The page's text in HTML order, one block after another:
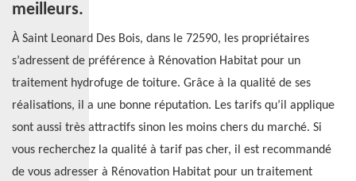
meilleurs.
À Saint Leonard Des Bois, dans le 72590, les propriétaires
s’adressent de préférence à Rénovation Habitat pour un
traitement hydrofuge de toiture. Grâce à la qualité de ses
réalisations, il a une bonne réputation. Les tarifs qu’il applique
sont aussi très attractifs sinon les moins chers du marché. Si
vous recherchez la qualité à tarif pas cher, il est recommandé
de vous adresser à Rénovation Habitat pour un traitement